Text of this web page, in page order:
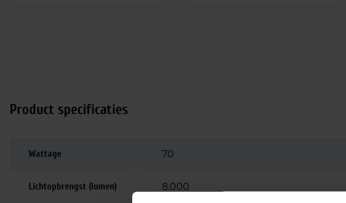
Product specificaties
Wattage 70
Lichtopbrengst (lumen) 8.000